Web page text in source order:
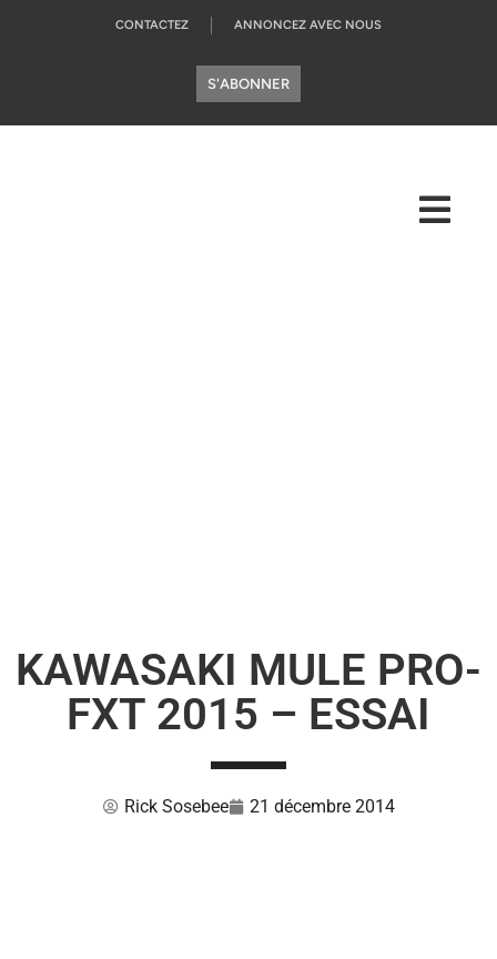
CONTACTEZ ANNONCEZ AVEC NOUS
S'ABONNER
KAWASAKI MULE PRO-
FXT 2015 – ESSAI
Rick Sosebee 21 décembre 2014